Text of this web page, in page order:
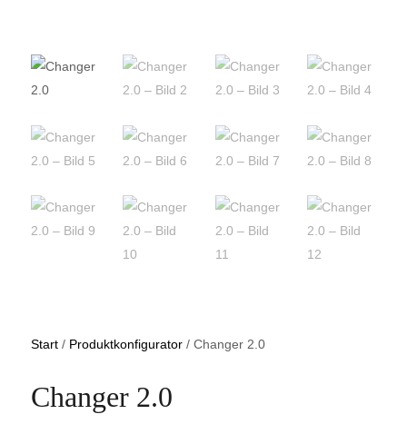
Start/ Produktkonfigurator/ Changer 2.0
Changer 2.0